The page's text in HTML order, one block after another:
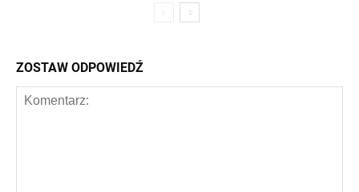
ZOSTAW ODPOWIEDŹ